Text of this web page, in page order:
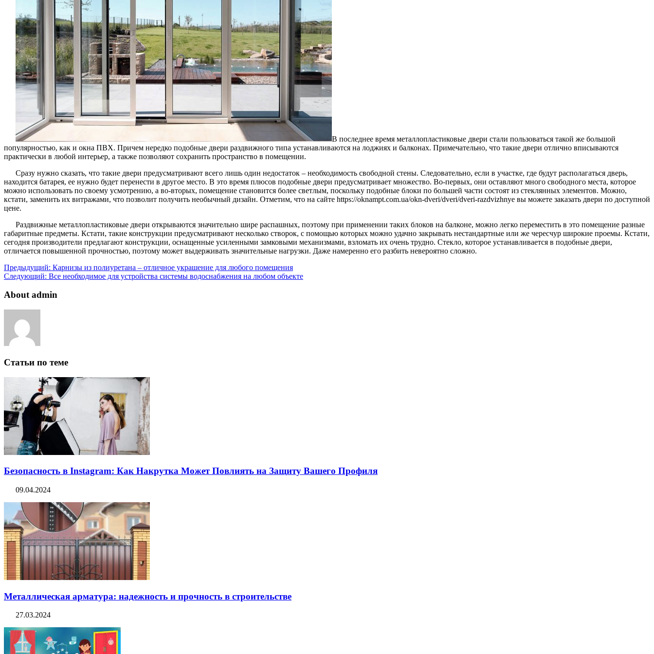
В последнее время металлопластиковые двери стали пользоваться такой же большой
популярностью, как и окна ПВХ. Причем нередко подобные двери раздвижного типа устанавливаются на лоджиях и балконах. Примечательно, что такие двери отлично вписываются
практически в любой интерьер, а также позволяют сохранить пространство в помещении.
Сразу нужно сказать, что такие двери предусматривают всего лишь один недостаток – необходимость свободной стены. Следовательно, если в участке, где будут располагаться дверь,
находится батарея, ее нужно будет перенести в другое место. В это время плюсов подобные двери предусматривает множество. Во-первых, они оставляют много свободного места, которое
можно использовать по своему усмотрению, а во-вторых, помещение становится более светлым, поскольку подобные блоки по большей части состоят из стеклянных элементов. Можно,
кстати, заменить их витражами, что позволит получить необычный дизайн. Отметим, что на сайте https://oknampt.com.ua/okn-dveri/dveri/dveri-razdvizhnye вы можете заказать двери по доступной
цене.
Раздвижные металлопластиковые двери открываются значительно шире распашных, поэтому при применении таких блоков на балконе, можно легко переместить в это помещение разные
габаритные предметы. Кстати, такие конструкции предусматривают несколько створок, с помощью которых можно удачно закрывать нестандартные или же чересчур широкие проемы. Кстати,
сегодня производители предлагают конструкции, оснащенные усиленными замковыми механизмами, взломать их очень трудно. Стекло, которое устанавливается в подобные двери,
отличается повышенной прочностью, поэтому может выдерживать значительные нагрузки. Даже намеренно его разбить невероятно сложно.
Предыдущий: Карнизы из полиуретана – отличное украшение для любого помещения
Следующий: Все необходимое для устройства системы водоснабжения на любом объекте
About admin
Статьи по теме
Безопасность в Instagram: Как Накрутка Может Повлиять на Защиту Вашего Профиля
09.04.2024
Металлическая арматура: надежность и прочность в строительстве
27.03.2024